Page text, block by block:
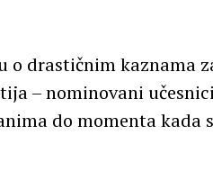
o drastičnim kaznama
– nominovani
do momenta kada